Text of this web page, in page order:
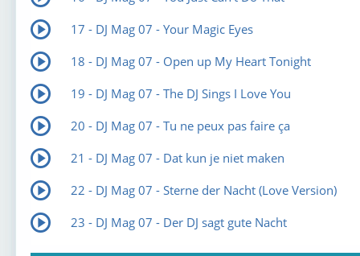
17 - DJ Mag 07 - Your Magic Eyes
18 - DJ Mag 07 - Open up My Heart Tonight
19 - DJ Mag 07 - The DJ Sings I Love You
20 - DJ Mag 07 - Tu ne peux pas faire ça
21 - DJ Mag 07 - Dat kun je niet maken
22 - DJ Mag 07 - Sterne der Nacht (Love Version)
23 - DJ Mag 07 - Der DJ sagt gute Nacht